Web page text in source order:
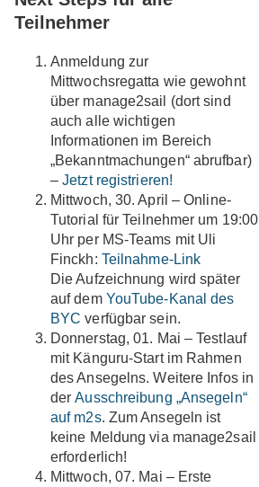
Teilnehmer
Anmeldung zur
Mittwochsregatta wie gewohnt
über manage2sail (dort sind
auch alle wichtigen
Informationen im Bereich
„Bekanntmachungen“ abrufbar)
–Jetzt registrieren!
Mittwoch, 30. April – Online-
Tutorial für Teilnehmer um 19:00
Uhr per MS-Teams mit Uli
Finckh: Teilnahme-Link
Die Aufzeichnung wird später
auf dem YouTube-Kanal des
BYC verfügbar sein.
Donnerstag, 01. Mai – Testlauf
mit Känguru-Start im Rahmen
des Ansegelns. Weitere Infos in
derAusschreibung „Ansegeln“
auf m2s. Zum Ansegeln ist
keine Meldung via manage2sail
erforderlich!
Mittwoch, 07. Mai – Erste